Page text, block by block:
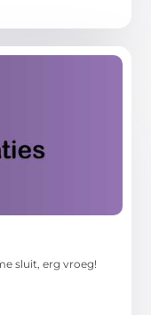
sluit, erg vroeg!